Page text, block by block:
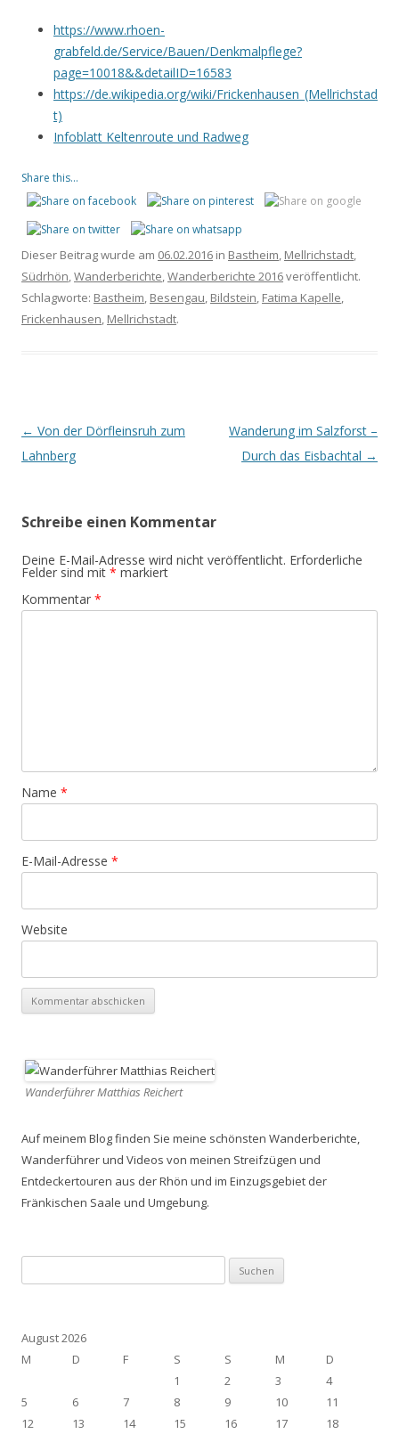
https://www.rhoen-
grabfeld.de/Service/Bauen/Denkmalpflege?
page=10018&&detailID=16583
https://de.wikipedia.org/wiki/Frickenhausen_(Mellrichstad
t)
Infoblatt Keltenroute und Radweg
Share this...
Dieser Beitrag wurde am 06.02.2016 in Bastheim, Mellrichstadt,
Südrhön,Wanderberichte,Wanderberichte 2016veröffentlicht.
Schlagworte: Bastheim, Besengau, Bildstein, Fatima Kapelle,
Frickenhausen, Mellrichstadt.
Beitrags-
Navigation
← Von der Dörfleinsruh zum
Lahnberg
Wanderung im Salzforst –
Durch das Eisbachtal →
Schreibe einen Kommentar
Deine E-Mail-Adresse wird nicht veröffentlicht. Erforderliche
Felder sind mit * markiert
Kommentar *
Name *
E-Mail-Adresse *
Website
Wanderführer Matthias Reichert
Auf meinem Blog finden Sie meine schönsten Wanderberichte,
Wanderführer und Videos von meinen Streifzügen und
Entdeckertouren aus der Rhön und im Einzugsgebiet der
Fränkischen Saale und Umgebung.
nach:
August 2026
M
D F S S M
D
1
2 3
4
5
6 7 8 9 10
11
12
13 14 15 16 17
18